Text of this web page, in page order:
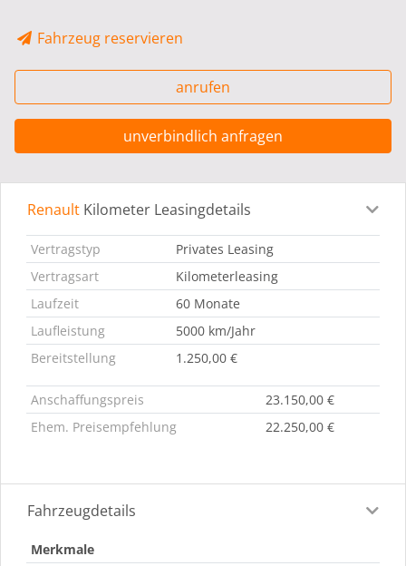
Fahrzeug reservieren
anrufen
unverbindlich anfragen
Leasingdetails Fahrzeugdetails
Renault Kilometer Leasingdetails
Vertragstyp
Privates Leasing
Vertragsart
Kilometerleasing
Laufzeit
60 Monate
Laufleistung
5000 km/Jahr
Bereitstellung
1.250,00 €
Anschaffungspreis
23.150,00 €
Ehem. Preisempfehlung
22.250,00 €
Fahrzeugdetails
Merkmale